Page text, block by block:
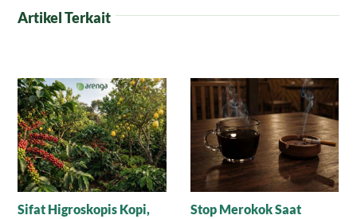
Artikel Terkait
Misteri Secangkir Kopi,
Tradisi Unik